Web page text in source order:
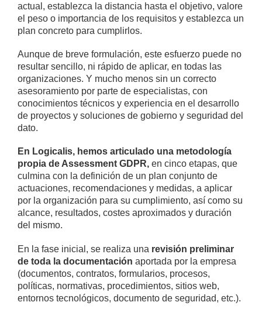
actual, establezca la distancia hasta el objetivo, valore
el peso o importancia de los requisitos y establezca un
plan concreto para cumplirlos.
Aunque de breve formulación, este esfuerzo puede no
resultar sencillo, ni rápido de aplicar, en todas las
organizaciones. Y mucho menos sin un correcto
asesoramiento por parte de especialistas, con
conocimientos técnicos y experiencia en el desarrollo
de proyectos y soluciones de gobierno y seguridad del
dato.
En Logicalis, hemos articulado una metodología
propia de Assessment GDPR, en cinco etapas, que
culmina con la definición de un plan conjunto de
actuaciones, recomendaciones y medidas, a aplicar
por la organización para su cumplimiento, así como su
alcance, resultados, costes aproximados y duración
del mismo.
En la fase inicial, se realiza una revisión preliminar
de toda la documentación aportada por la empresa
(documentos, contratos, formularios, procesos,
políticas, normativas, procedimientos, sitios web,
entornos tecnológicos, documento de seguridad, etc.).